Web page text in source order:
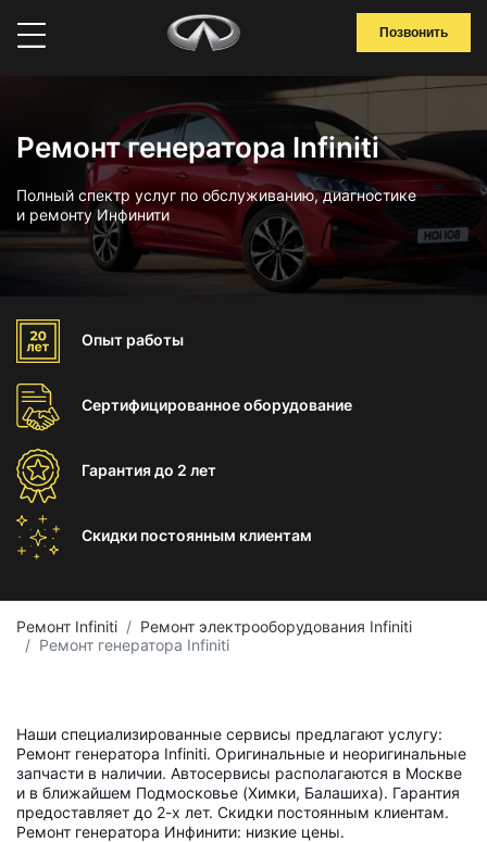
Позвонить
Ремонт генератора Infiniti
Полный спектр услуг по обслуживанию, диагностике
и ремонту Инфинити
Опыт работы
Сертифицированноеоборудование
Гарантиядо 2 лет
Скидки постоянным клиентам
Ремонт Infiniti
Ремонт электрооборудования Infiniti
Ремонт генератора Infiniti
Наши специализированные сервисы предлагают услугу:
Ремонт генератора Infiniti. Оригинальные и неоригинальные
запчасти в наличии. Автосервисы располагаются в Москве
и в ближайшем Подмосковье (Химки, Балашиха). Гарантия
предоставляет до 2-х лет. Скидки постоянным клиентам.
Ремонт генератора Инфинити: низкие цены.